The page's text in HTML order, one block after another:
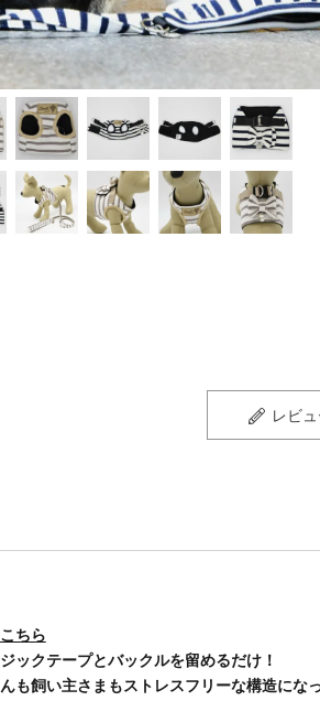
レビ
ちら
ックテープとバックルを留めるだけ！
も飼い主さまもストレスフリーな構造にな